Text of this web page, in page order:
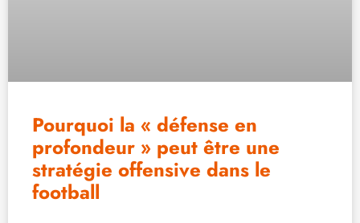
Pourquoi la « défense en
profondeur » peut être une
stratégie offensive dans le
football